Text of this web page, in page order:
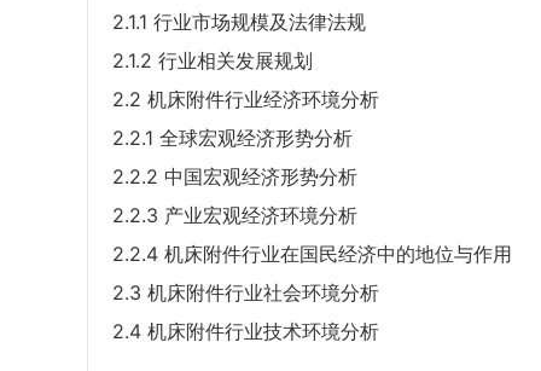
2.1.1 行业市场规模及法律法规
2.1.2 行业相关发展规划
2.2 机床附件行业经济环境分析
2.2.1 全球宏观经济形势分析
2.2.2 中国宏观经济形势分析
2.2.3 产业宏观经济环境分析
2.2.4 机床附件行业在国民经济中的地位与作用
2.3 机床附件行业社会环境分析
2.4 机床附件行业技术环境分析